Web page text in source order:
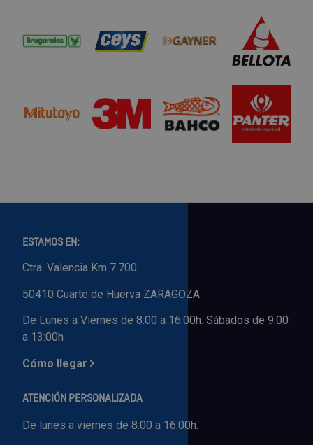
ESTAMOS EN:
Ctra. Valencia Km 7.700
50410 Cuarte de Huerva ZARAGOZA
De Lunes a Viernes de 8:00 a 16:00h. Sábados de 9:00
a 13:00h
Cómo llegar
ATENCIÓN PERSONALIZADA
De lunes a viernes de 8:00 a 16:00h.